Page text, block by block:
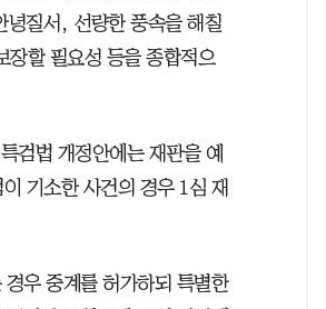
녕질서, 선량한 풍속을 해칠
장할 필요성 등을 종합적으
검법 개정안에는 재판을 예
기소한 사건의 경우 1심 재
우 중계를 허가하되 특별한